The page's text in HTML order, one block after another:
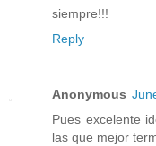
siempre!!!
Reply
Anonymous
Pues excelente
las que mejor